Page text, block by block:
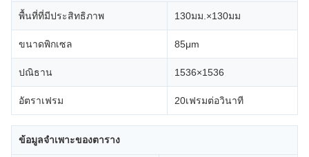
พื้นที่ที่มีประสิทธิภาพ 130มม.×130มม
ขนาดพิกเซล 85μm
ปณิธาน 1536×1536
อัตราเฟรม 20เฟรมต่อวินาที
ข้อมูลจำเพาะของตาราง